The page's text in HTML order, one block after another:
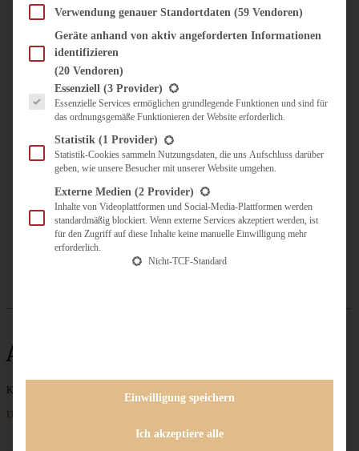
DIPS, SAUCEN, CHUTNEYS
KÜCHENGESCHENKE
UNTERWEGS
KULINARISCH UNTERWEGS
ÜBER MICH
ZUSAMMENARBEIT
Antipastiplatte
Keine Beiträge gefunden
Unternehmen
Verwendung genauer Standortdaten (59 Vendoren)
Geräte anhand von aktiv angeforderten Informationen
identifizieren
(20 Vendoren)
Es folgt eine Liste der Service-Gruppen, für die eine Einwilligung erteilt werden
Essenziell (3 Provider)
Essenzielle Services ermöglichen grundlegende Funktionen und sind für
das ordnungsgemäße Funktionieren der Website erforderlich.
Statistik (1 Provider)
Statistik-Cookies sammeln Nutzungsdaten, die uns Aufschluss darüber
geben, wie unsere Besucher mit unserer Website umgehen.
Externe Medien (2 Provider)
Inhalte von Videoplattformen und Social-Media-Plattformen werden
standardmäßig blockiert. Wenn externe Services akzeptiert werden, ist
für den Zugriff auf diese Inhalte keine manuelle Einwilligung mehr
erforderlich.
Nicht-TCF-Standard
Einwilligung speichern
Ich akzeptiere alle